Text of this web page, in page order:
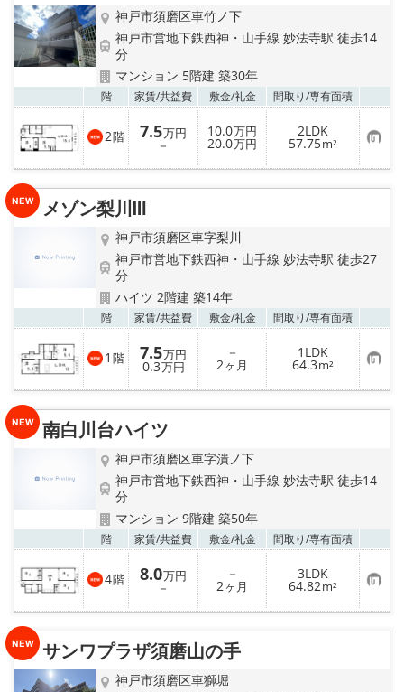
神戸市須磨区車竹ノ下
神戸市営地下鉄西神・山手線 妙法寺駅 徒歩14
分
マンション 5階建 築30年
階 家賃/共益費 敷金/礼金 間取り/専有面積
2階 7.5万円
－
10.0万円
20.0万円
2LDK
57.75m² お
気
に
り
メゾン梨川Ⅲ
神戸市須磨区車字梨川
神戸市営地下鉄西神・山手線 妙法寺駅 徒歩27
分
ハイツ 2階建 築14年
階 家賃/共益費 敷金/礼金 間取り/専有面積
1 階 7.5万円
0.3万円
－
2ヶ月
1LDK
64.3m² お
気
に
り
南白川台ハイツ
神戸市須磨区車字潰ノ下
神戸市営地下鉄西神・山手線 妙法寺駅 徒歩14
分
マンション 9階建 築50年
階 家賃/共益費 敷金/礼金 間取り/専有面積
4階 8.0万円
－
－
2ヶ月
3LDK
64.82m² お
気
に
り
サンワプラザ須磨山の手
神戸市須磨区車獅堀